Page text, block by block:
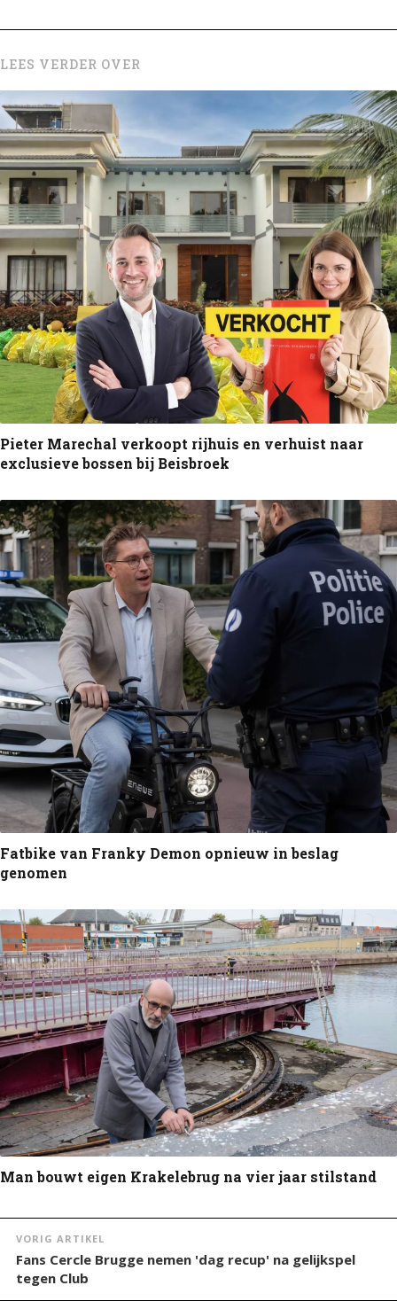
LEES VERDER OVER
Pieter Marechal verkoopt rijhuis en verhuist naar
exclusieve bossen bij Beisbroek
Fatbike van Franky Demon opnieuw in beslag
genomen
Man bouwt eigen Krakelebrug na vier jaar stilstand
VORIG ARTIKEL
Fans Cercle Brugge nemen 'dag recup' na gelijkspel
tegen Club